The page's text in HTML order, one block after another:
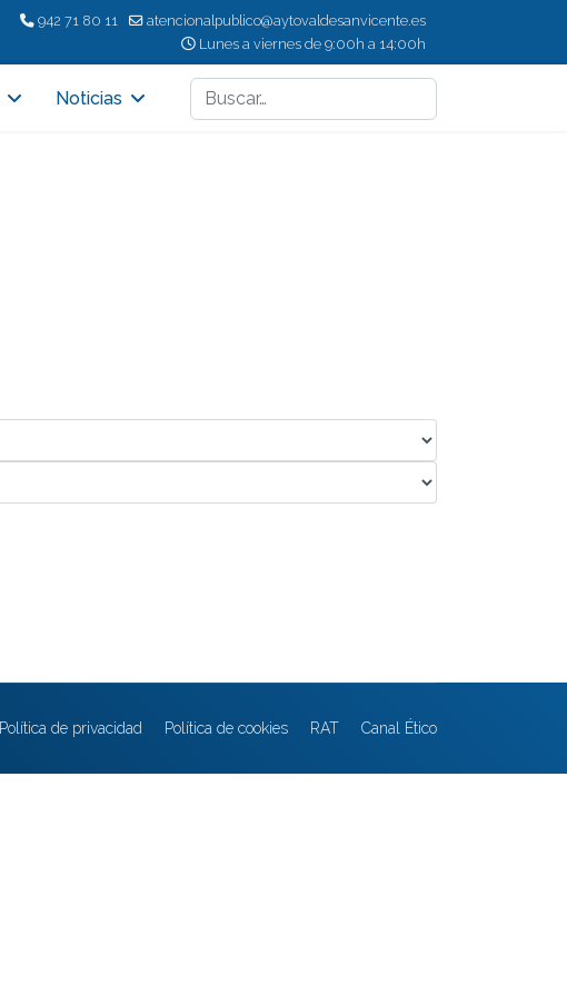
942 71 80 11
atencionalpublico@aytovaldesanvicente.es
Lunes a viernes de 9:00h a 14:00h
Noticias
Buscar
Política de privacidad Política de cookies RAT Canal Ético